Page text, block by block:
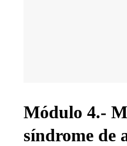
Módulo 4.-
síndrome de